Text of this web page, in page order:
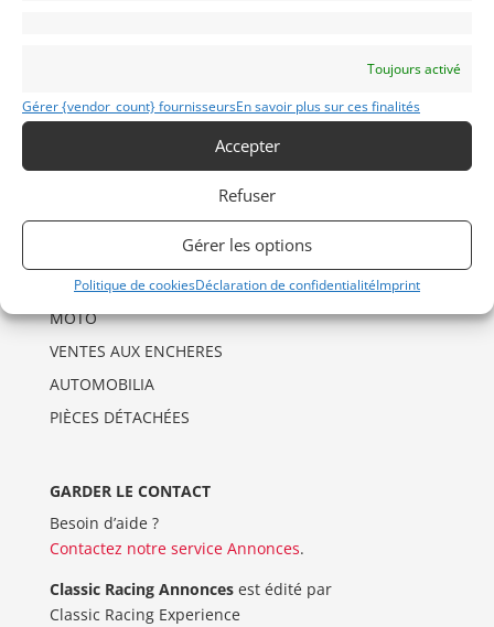
Toujours activé
Gérer {vendor_count} fournisseursEn savoir plus sur ces finalités
Accepter
Refuser
Gérer les options
Politique de cookiesDéclaration de confidentialitéImprint
Politique de cookies (UE)
CATÉGORIES D’ANNONCES
DRAGSTER
MOTO
VENTES AUX ENCHERES
AUTOMOBILIA
PIÈCES DÉTACHÉES
GARDER LE CONTACT
Besoin d’aide ?
Contactez notre service Annonces.
Classic Racing Annoncesest édité par
Classic Racing Experience